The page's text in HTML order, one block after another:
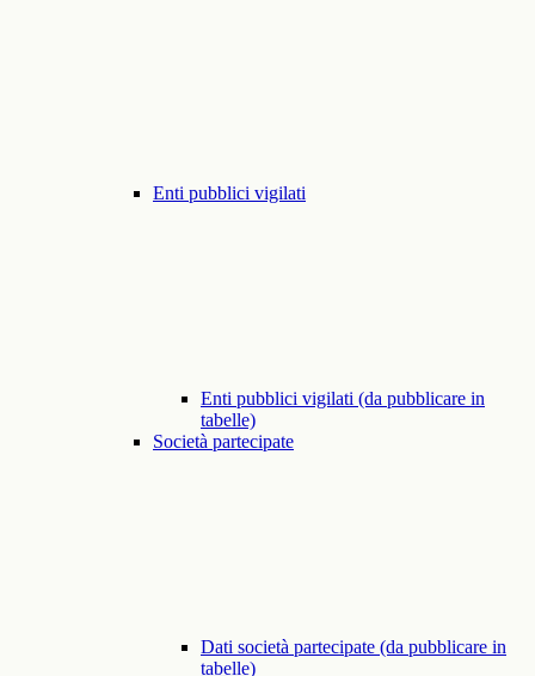
Enti pubblici vigilati
Enti pubblici vigilati (da pubblicare in
tabelle)
Società partecipate
Dati società partecipate (da pubblicare in
tabelle)